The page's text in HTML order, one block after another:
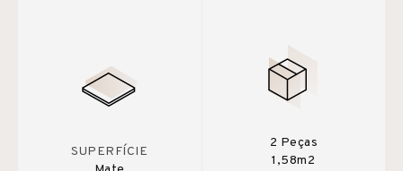
SUPERFÍCIE
2 Peças
1,58m2